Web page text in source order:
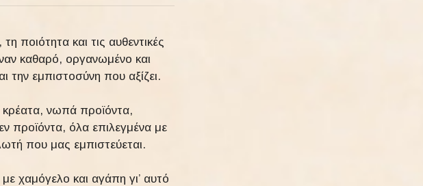
ποιότητα και τις αυθεντικές
καθαρό, οργανωμένο και
την εμπιστοσύνη που αξίζει.
κρέατα, νωπά προϊόντα,
προϊόντα, όλα επιλεγμένα με
που μας εμπιστεύεται.
χαμόγελο και αγάπη γι’ αυτό